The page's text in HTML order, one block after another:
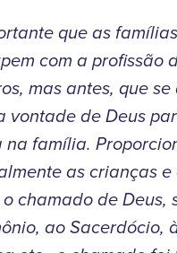
que as
com a profissão
mas antes, que
vontade de Deus
na família.
as crianças e
chamado de Deus,
ao Sacerdócio,